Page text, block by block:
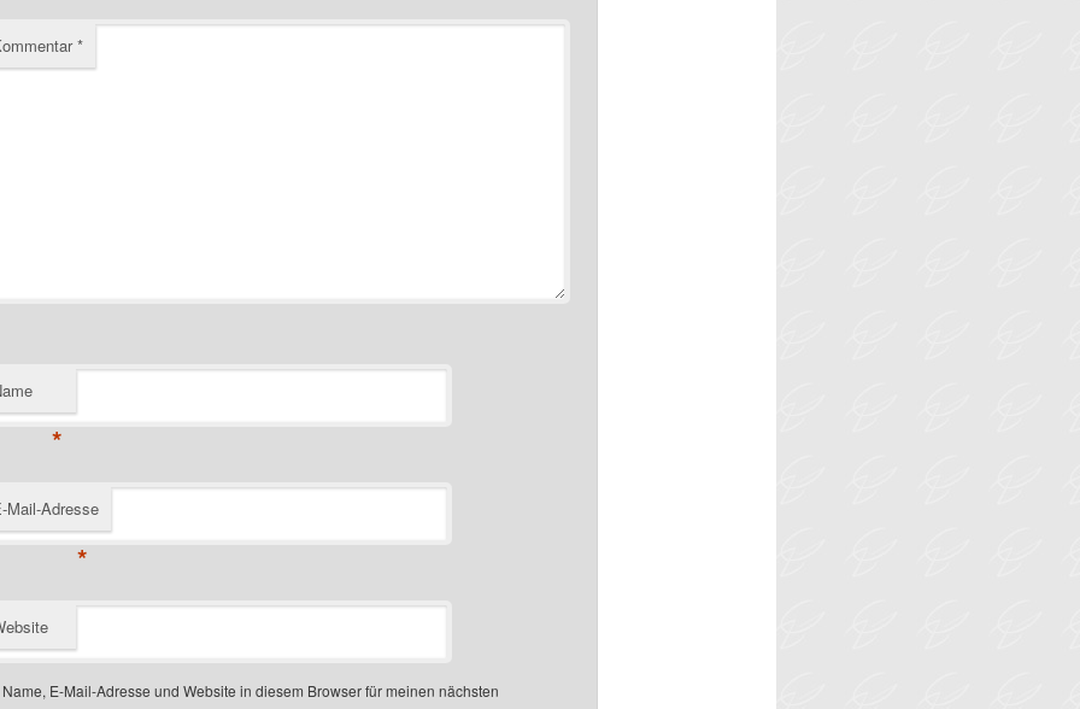
*
*
Mail-Adresse
*
Name, E-Mail-Adresse und Website in diesem Browser für meinen nächsten